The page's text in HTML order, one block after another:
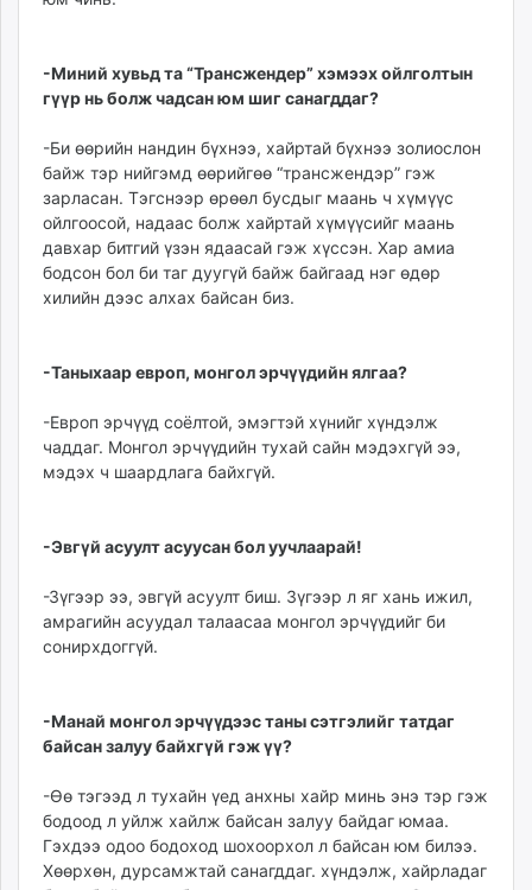
-Миний хувьд та “Трансжендер” хэмээх ойлголтын
гүүр нь болж чадсан юм шиг санагддаг?
-Би өөрийн нандин бүхнээ, хайртай бүхнээ золиослон
байж тэр нийгэмд өөрийгөө “трансжендэр” гэж
зарласан. Тэгснээр өрөөл бусдыг маань ч хүмүүс
ойлгоосой, надаас болж хайртай хүмүүсийг маань
давхар битгий үзэн ядаасай гэж хүссэн. Хар амиа
бодсон бол би таг дуугүй байж байгаад нэг өдөр
хилийн дээс алхах байсан биз.
-Таныхаар европ, монгол эрчүүдийн ялгаа?
-Европ эрчүүд соёлтой, эмэгтэй хүнийг хүндэлж
чаддаг. Монгол эрчүүдийн тухай сайн мэдэхгүй ээ,
мэдэх ч шаардлага байхгүй.
-Эвгүй асуулт асуусан бол уучлаарай!
-Зүгээр ээ, эвгүй асуулт биш. Зүгээр л яг хань ижил,
амрагийн асуудал талаасаа монгол эрчүүдийг би
сонирхдоггүй.
-Манай монгол эрчүүдээс таны сэтгэлийг татдаг
байсан залуу байхгүй гэж үү?
-Өө тэгээд л тухайн үед анхны хайр минь энэ тэр гэж
бодоод л уйлж хайлж байсан залуу байдаг юмаа.
Гэхдээ одоо бодоход шохоорхол л байсан юм билээ.
Хөөрхөн, дурсамжтай санагддаг. хүндэлж, хайрладаг